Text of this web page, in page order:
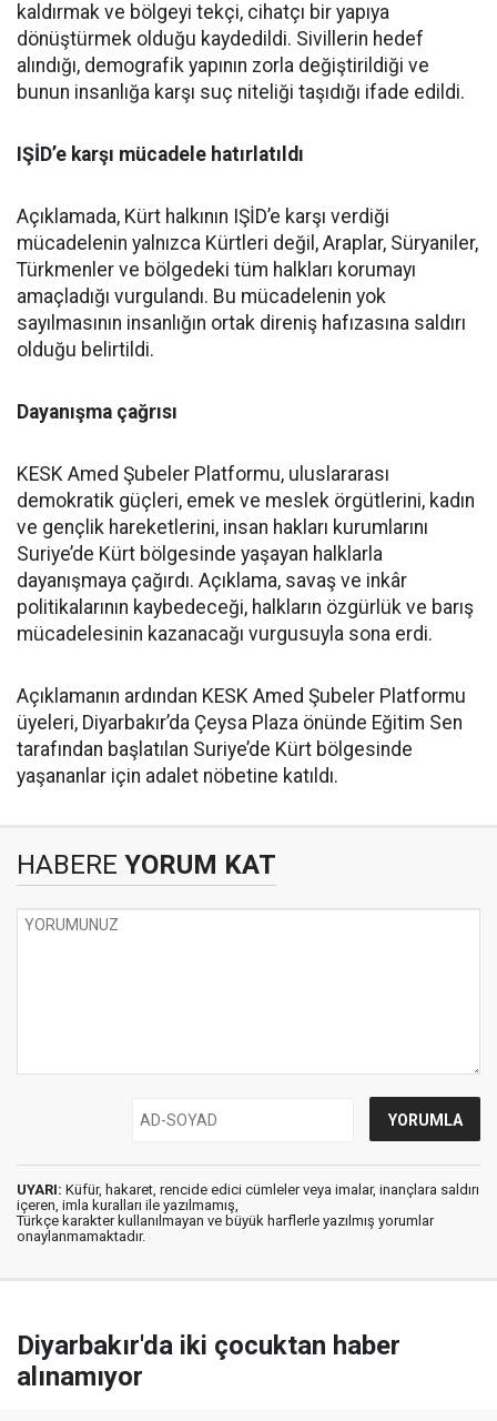
kaldırmak ve bölgeyi tekçi, cihatçı bir yapıya
dönüştürmek olduğu kaydedildi. Sivillerin hedef
alındığı, demografik yapının zorla değiştirildiği ve
bunun insanlığa karşı suç niteliği taşıdığı ifade edildi.
IŞİD’e karşı mücadele hatırlatıldı
Açıklamada, Kürt halkının IŞİD’e karşı verdiği
mücadelenin yalnızca Kürtleri değil, Araplar, Süryaniler,
Türkmenler ve bölgedeki tüm halkları korumayı
amaçladığı vurgulandı. Bu mücadelenin yok
sayılmasının insanlığın ortak direniş hafızasına saldırı
olduğu belirtildi.
Dayanışma çağrısı
KESK Amed Şubeler Platformu, uluslararası
demokratik güçleri, emek ve meslek örgütlerini, kadın
ve gençlik hareketlerini, insan hakları kurumlarını
Suriye’de Kürt bölgesinde yaşayan halklarla
dayanışmaya çağırdı. Açıklama, savaş ve inkâr
politikalarının kaybedeceği, halkların özgürlük ve barış
mücadelesinin kazanacağı vurgusuyla sona erdi.
Açıklamanın ardından KESK Amed Şubeler Platformu
üyeleri, Diyarbakır’da Çeysa Plaza önünde Eğitim Sen
tarafından başlatılan Suriye’de Kürt bölgesinde
yaşananlar için adalet nöbetine katıldı.
HABERE YORUM KAT
UYARI: Küfür, hakaret, rencide edici cümleler veya imalar, inançlara saldırı
içeren, imla kuralları ile yazılmamış,
Türkçe karakter kullanılmayan ve büyük harflerle yazılmış yorumlar
onaylanmamaktadır.
Diyarbakır'da iki çocuktan haber
alınamıyor